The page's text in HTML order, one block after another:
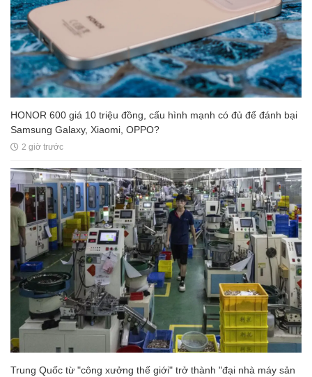
HONOR 600 giá 10 triệu đồng, cấu hình mạnh có đủ để đánh bại
Samsung Galaxy, Xiaomi, OPPO?
2 giờ trước
Trung Quốc từ "công xưởng thế giới" trở thành "đại nhà máy sản